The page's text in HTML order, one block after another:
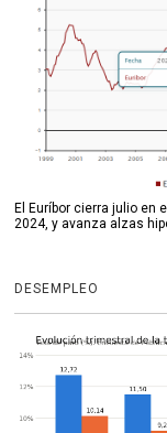
El Euríbor cierra julio en
2024, y avanza alzas
DESEMPLEO